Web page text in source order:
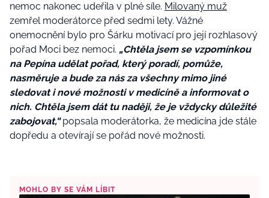
nemoc nakonec udeřila v plné síle. Milovaný muž
zemřel moderátorce před sedmi lety. Vážné
onemocnění bylo pro Šárku motivací pro její rozhlasový
pořad Moci bez nemoci. „Chtěla jsem se vzpomínkou
na Pepína udělat pořad, který poradí, pomůže,
nasměruje a bude za nás za všechny mimo jiné
sledovat i nové možnosti v medicíně a informovat o
nich. Chtěla jsem dát tu naději, že je vždycky důležité
zabojovat,“popsala moderátorka, že medicína jde stále
dopředu a otevírají se pořád nové možnosti.
MOHLO BY SE VÁM LÍBIT